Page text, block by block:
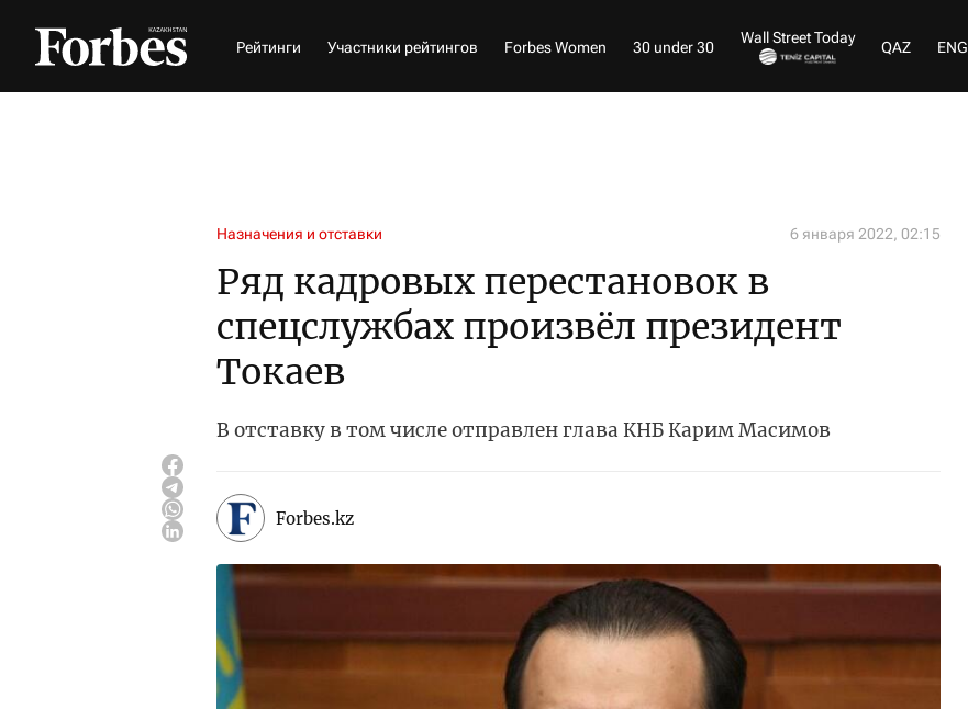
Рейтинги Участники рейтингов Forbes Women 30 under 30
Wall Street Today
QAZ ENG
Назначения и отставки 6 января 2022, 02:15
Ряд кадровых перестановок в
спецслужбах произвёл президент
Токаев
В отставку в том числе отправлен глава КНБ Карим Масимов
Forbes.kz